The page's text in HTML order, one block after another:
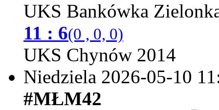
UKS Bankówka
11 : 6(0 , 0, 0)
UKS Chynów 2014
Niedziela 2026-05-10
#MŁM42